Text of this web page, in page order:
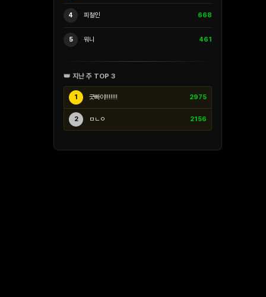
4 피철인 668
5 워니 461
👑 지난 주 TOP 3
1 긋빠이!!!!!!! 2975
2 ㅁㄴㅇ 2156